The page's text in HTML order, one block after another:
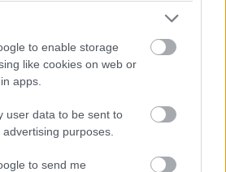
to enable storage
like cookies on web or
apps.
user data to be sent to
purposes.
to send me
a exteriér